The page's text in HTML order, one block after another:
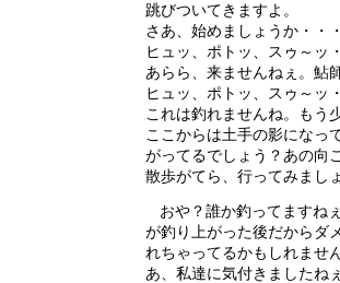
跳びついてきますよ。
さあ、始めましょうか・・
ヒュッ、ポトッ、スゥ～ッ
あらら、来ませんねぇ。鮎
ヒュッ、ポトッ、スゥ～ッ
これは釣れませんね。もう
ここからは土手の影になっ
がってるでしょう？あの向
散歩がてら、行ってみまし
おや？誰か釣ってますね
が釣り上がった後だからダ
れちゃってるかもしれませ
あ、私達に気付きましたね